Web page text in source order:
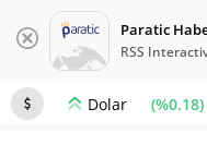
Paratic
RSS
Dolar (%0.18)